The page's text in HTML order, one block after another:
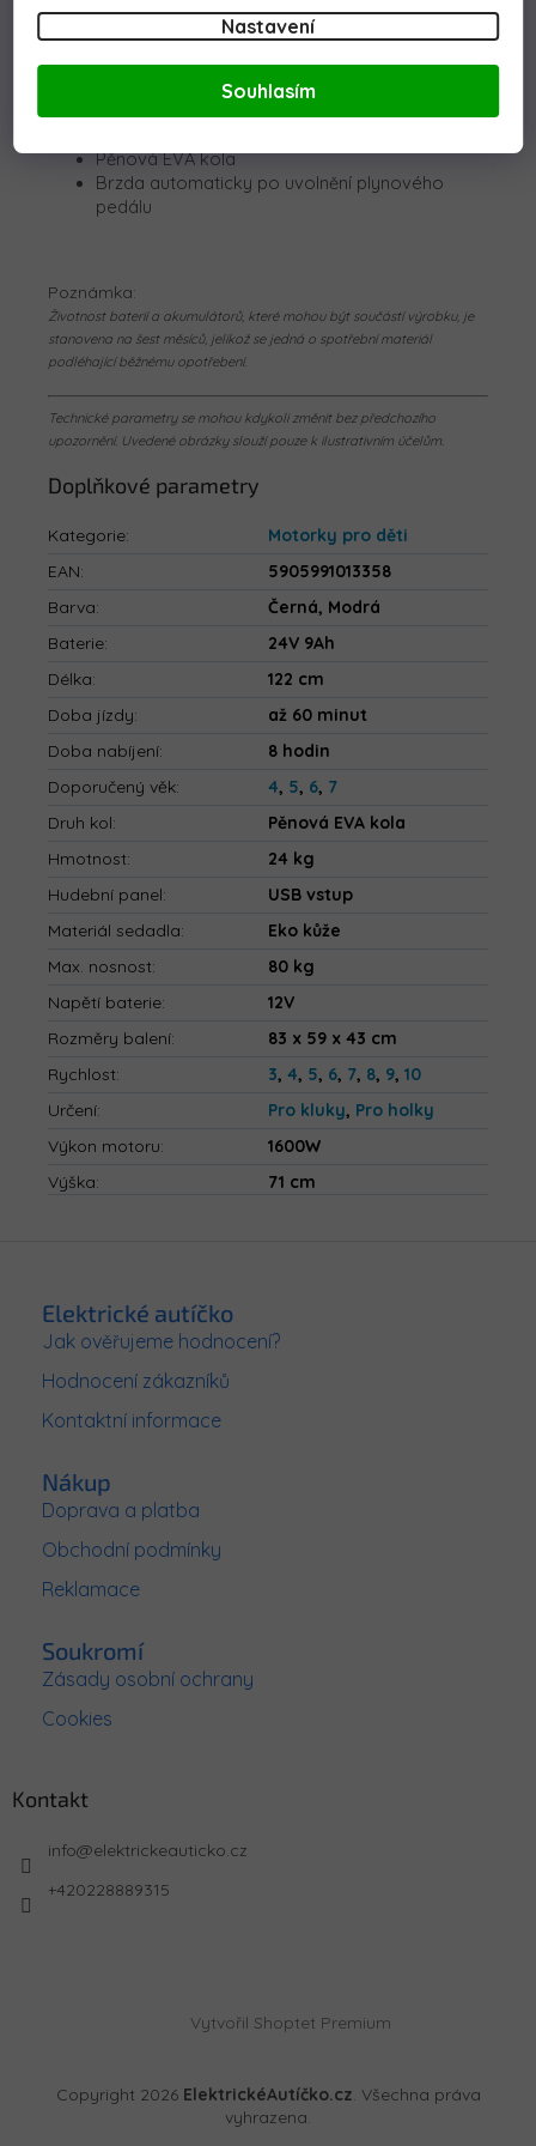
Nastavení
Souhlasím
Vybavení:
Sedadlo potažené eko kůží
Pěnová EVA kola
Brzda automaticky po uvolnění plynového
pedálu
Poznámka:
Životnost baterií a akumulátorů, které mohou být součástí výrobku, je
stanovena na šest měsíců, jelikož se jedná o spotřební materiál
podléhající běžnému opotřebení.
Technické parametry se mohou kdykoli změnit bez předchozího
upozornění. Uvedené obrázky slouží pouze k ilustrativním účelům.
Doplňkové parametry
Kategorie:
Motorky pro děti
EAN:
5905991013358
Barva:
Černá, Modrá
Baterie:
24V 9Ah
Délka:
122 cm
Doba jízdy:
až 60 minut
Doba nabíjení:
8 hodin
Doporučený věk: 4, 5, 6, 7
Druh kol:
Pěnová EVA kola
Hmotnost:
24 kg
Hudební panel:
USB vstup
Materiál sedadla:
Eko kůže
Max. nosnost:
80 kg
Napětí baterie:
12V
Rozměry balení:
83 x 59 x 43 cm
Rychlost: 3, 4, 5, 6, 7, 8, 9, 10
Určení: Pro kluky, Pro holky
Výkon motoru:
1600W
Výška: 71 cm
Elektrické autíčko
Jak ověřujeme hodnocení?
Hodnocení zákazníků
Kontaktní informace
Nákup
Doprava a platba
Obchodní podmínky
Reklamace
Soukromí
Zásady osobní ochrany
Cookies
Kontakt
info@elektrickeauticko.cz
+420228889315
Vytvořil Shoptet Premium
Copyright 2026 ElektrickéAutíčko.cz. Všechna práva
vyhrazena.